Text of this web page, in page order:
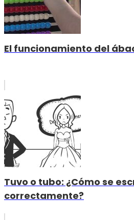
El funcionamiento del
Tuvo o tubo: ¿Cómo se
correctamente?